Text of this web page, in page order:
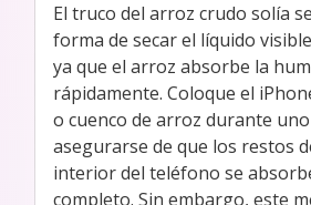
El truco del arroz crudo solía
forma de secar el líquido
ya que el arroz absorbe la
rápidamente. Coloque el
o cuenco de arroz durante
asegurarse de que los restos
interior del teléfono se
completo. Sin embargo, este